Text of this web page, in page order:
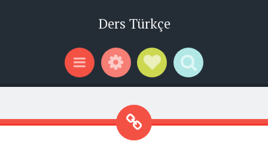
Ders Türkçe
Menu WidgetsSocial Links
Search